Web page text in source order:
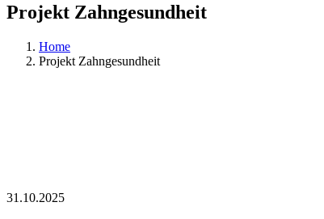
Projekt Zahngesundheit
Home
Projekt Zahngesundheit
31.10.2025